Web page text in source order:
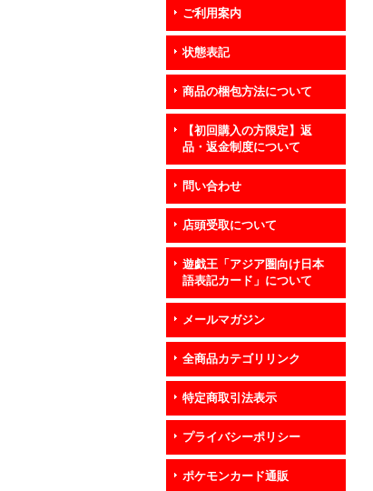
ご利用案内
状態表記
商品の梱包方法について
【初回購入の方限定】返
品・返金制度について
問い合わせ
店頭受取について
遊戯王「アジア圏向け日本
語表記カード」について
メールマガジン
全商品カテゴリリンク
特定商取引法表示
プライバシーポリシー
ポケモンカード通販